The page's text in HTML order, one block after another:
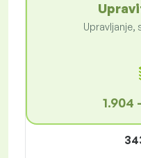
Upravljanje,
1.904